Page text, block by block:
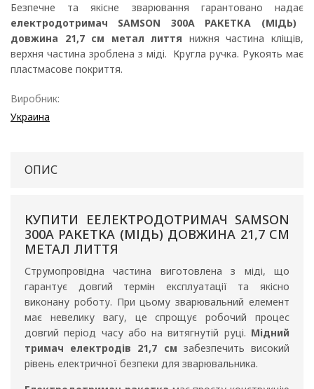
Безпечне та якісне зварювання гарантовано надає
електродотримач SAMSON 300A РАКЕТКА (МІДЬ)
довжина 21,7 см метал лиття нижня частина кліщів,
верхня частина зроблена з міді. Кругла ручка. Рукоять має
пластмасове покриття.
Виробник:
Украина
ОПИС
КУПИТИ ЕЕЛЕКТРОДОТРИМАЧ SAMSON
300A РАКЕТКА (МІДЬ) ДОВЖИНА 21,7 СМ
МЕТАЛ ЛИТТЯ
Струмопровідна частина виготовлена з міді, що
гарантує довгий термін експлуатації та якісно
виконану роботу. При цьому зварювальний елемент
має невелику вагу, це спрощує робочий процес
довгий період часу або на витягнутій руці. Мідний
тримач електродів 21,7 см забезпечить високий
рівень електричної безпеки для зварювальника.